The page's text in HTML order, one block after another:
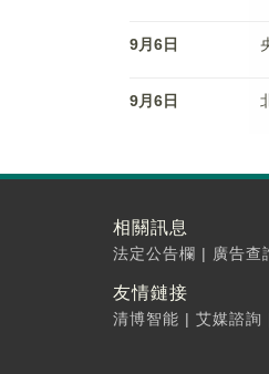
9月6日
9月6日
相關訊息
法定公告欄 | 廣告查
友情鏈接
清博智能 | 艾媒諮詢